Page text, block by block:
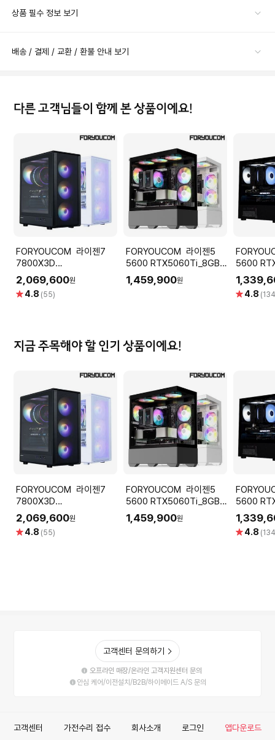
상품 필수 정보 보기
배송 / 결제 / 교환 / 환불 안내 보기
다른 고객님들이 함께 본 상품이에요!
FORYOUCOM 라이젠7
7800X3D
RTX5060Ti_8GB
RAM_16GB SSD_512GB
조립PC 게이밍 컴퓨터 데스
2,069,600원
별 4.8 (55)
FORYOUCOM 라이젠5
5600 RTX5060Ti_8GB
RAM_16GB SSD_512GB
조립PC 게이밍 컴퓨터 데스
1,459,900원
5600 RTX5060_8GB
조립PC
크탑 본체
별 4.8
지금 주목해야 할 인기 상품이에요!
FORYOUCOM 라이젠7
7800X3D
RTX5060Ti_8GB
RAM_16GB SSD_512GB
조립PC 게이밍 컴퓨터 데스
2,069,600원
별 4.8 (55)
FORYOUCOM 라이젠5
5600 RTX5060Ti_8GB
RAM_16GB SSD_512GB
조립PC 게이밍 컴퓨터 데스
1,459,900원
5600 RTX5060_8GB
조립PC
크탑 본체
별 4.8
고객센터 문의하기
오프라인 매장/온라인 고객지원센터 문의
안심 케어/이전설치/B2B/하이메이드 A/S 문의
고객센터 가전수리 접수 회사소개 로그인 앱다운로드